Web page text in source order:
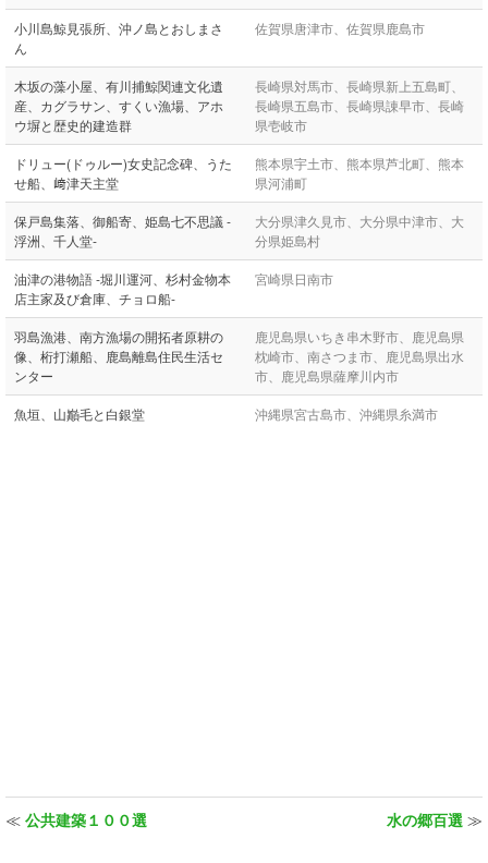
小川島鯨見張所、沖ノ島とおしまさ
ん
佐賀県唐津市、佐賀県鹿島市
木坂の藻小屋、有川捕鯨関連文化遺
産、カグラサン、すくい漁場、アホ
ウ塀と歴史的建造群
長崎県対馬市、長崎県新上五島町、
長崎県五島市、長崎県諌早市、長崎
県壱岐市
ドリュー(ドゥルー)女史記念碑、うた
せ船、﨑津天主堂
熊本県宇土市、熊本県芦北町、熊本
県河浦町
保戸島集落、御船寄、姫島七不思議 -
浮洲、千人堂-
大分県津久見市、大分県中津市、大
分県姫島村
油津の港物語 -堀川運河、杉村金物本
店主家及び倉庫、チョロ船-
宮崎県日南市
羽島漁港、南方漁場の開拓者原耕の
像、桁打瀬船、鹿島離島住民生活セ
ンター
鹿児島県いちき串木野市、鹿児島県
枕崎市、南さつま市、鹿児島県出水
市、鹿児島県薩摩川内市
魚垣、山巓毛と白銀堂 沖縄県宮古島市、沖縄県糸満市
≪ 公共建築１００選 水の郷百選 ≫